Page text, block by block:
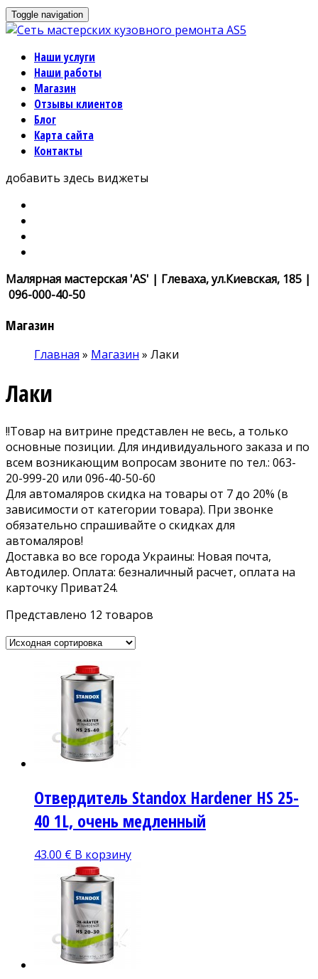
Toggle navigation
Наши услуги
Наши работы
Магазин
Отзывы клиентов
Блог
Карта сайта
Контакты
добавить здесь виджеты
Малярная мастерская 'AS' | Глеваха, ул.Киевская, 185 |
096-000-40-50
Магазин
Главная » Магазин » Лаки
Лаки
!!Товар на витрине представлен не весь, а только
основные позиции. Для индивидуального заказа и по
всем возникающим вопросам звоните по тел.: 063-
20-999-20 или 096-40-50-60
Для автомаляров скидка на товары от 7 до 20% (в
зависимости от категории товара). При звонке
обязательно спрашивайте о скидках для
автомаляров!
Доставка во все города Украины: Новая почта,
Автодилер. Оплата: безналичный расчет, оплата на
карточку Приват24.
Представлено 12 товаров
Отвердитель Standox Hardener HS 25-
40 1L, очень медленный
43.00 € В корзину